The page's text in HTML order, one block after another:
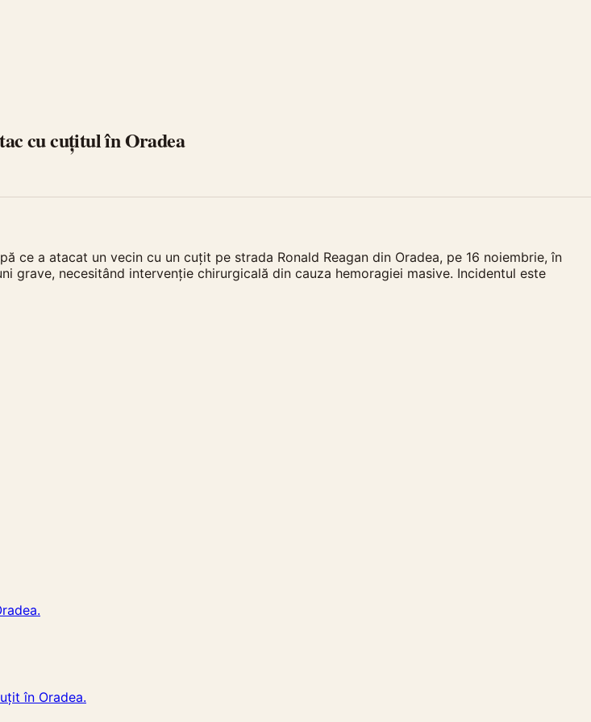
cu cuțitul în Oradea
a atacat un vecin cu un cuțit pe strada Ronald Reagan din Oradea, pe 16 noiembrie, în
necesitând intervenție chirurgicală din cauza hemoragiei masive. Incidentul este
în Oradea.